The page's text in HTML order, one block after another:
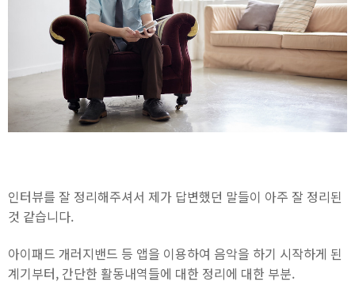
인터뷰를 잘 정리해주셔서 제가 답변했던 말들이 아주 잘 정리된
것 같습니다.
아이패드 개러지밴드 등 앱을 이용하여 음악을 하기 시작하게 된
계기부터, 간단한 활동내역들에 대한 정리에 대한 부분.